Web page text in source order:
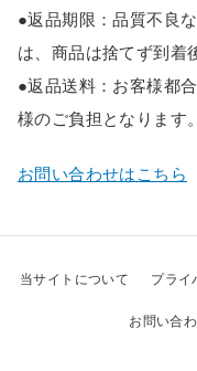
●返品期限：品質不良
は、商品は捨てず到着
●返品送料：お客様都
様のご負担となります。
お問い合わせはこちら
当サイトについて プライ
お問い合